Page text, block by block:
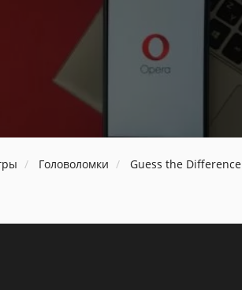
Головоломки Guess the Difference